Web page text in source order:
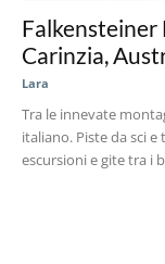
Carinzia,
Lara
Tra le innevate
italiano. Piste da sci
escursioni e gite tra i